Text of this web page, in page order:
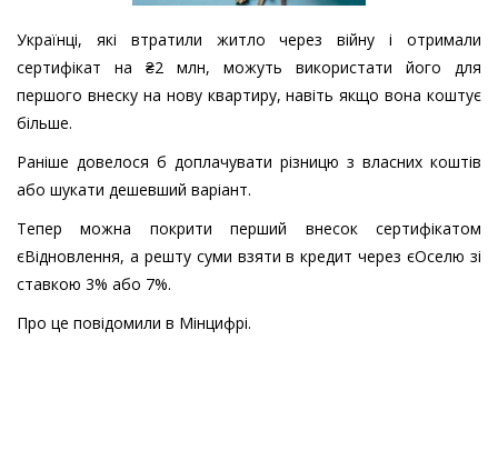
Українці, які втратили житло через війну і отримали
сертифікат на ₴2 млн, можуть використати його для
першого внеску на нову квартиру, навіть якщо вона коштує
більше.
Раніше довелося б доплачувати різницю з власних коштів
або шукати дешевший варіант.
Тепер можна покрити перший внесок сертифікатом
єВідновлення, а решту суми взяти в кредит через єОселю зі
ставкою 3% або 7%.
Про це повідомили в Мінцифрі.